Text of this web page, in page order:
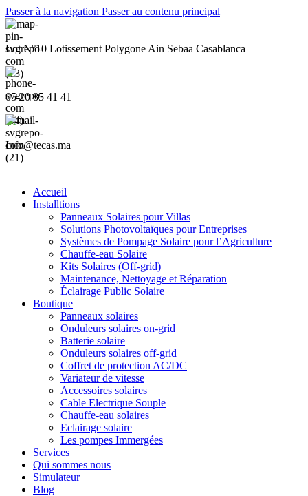
Passer à la navigation Passer au contenu principal
Lot N°10 Lotissement Polygone Ain Sebaa Casablanca
05 20 85 41 41
Info@tecas.ma
Accueil
Installtions
Panneaux Solaires pour Villas
Solutions Photovoltaïques pour Entreprises
Systèmes de Pompage Solaire pour l’Agriculture
Chauffe-eau Solaire
Kits Solaires (Off-grid)
Maintenance, Nettoyage et Réparation
Éclairage Public Solaire
Boutique
Panneaux solaires
Onduleurs solaires on-grid
Batterie solaire
Onduleurs solaires off-grid
Coffret de protection AC/DC
Variateur de vitesse
Accessoires solaires
Cable Electrique Souple
Chauffe-eau solaires
Eclairage solaire
Les pompes Immergées
Services
Qui sommes nous
Simulateur
Blog